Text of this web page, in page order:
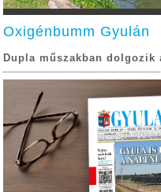
Oxigénbumm Gyulán
Dupla műszakban